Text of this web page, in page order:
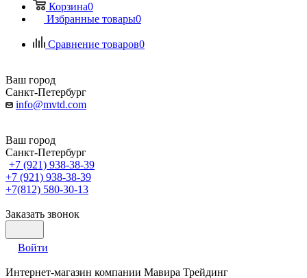
Корзина0
Избранные товары0
Сравнение товаров0
Ваш город
Санкт-Петербург
info@mvtd.com
Ваш город
Санкт-Петербург
+7 (921) 938-38-39
+7 (921) 938-38-39
+7(812) 580-30-13
Заказать звонок
Войти
Интернет-магазин компании Мавира Трейдинг